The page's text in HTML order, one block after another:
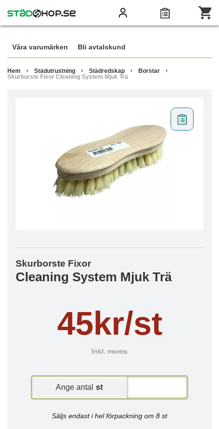
Våra varumärken Bli avtalskund
Hem Städutrustning Städredskap
Borstar
Skurborste Fixor Cleaning System Mjuk Trä
Skurborste Fixor
Cleaning System Mjuk Trä
45kr/st
Inkl. moms
Ange antal st
Säljs endast i hel förpackning om 8 st